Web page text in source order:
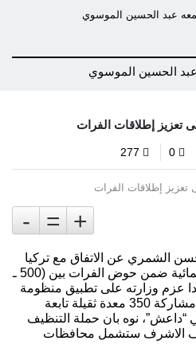
تعزيز إطلاقات الفرات
+
=
-
الشمري عن الاتفاق مع تركيا
على زيادة معدل الاطلاقات المائية ضمن حوض الفرات بين (500 ـ
عزم وزارته على تطبيق منظومة
الأمن المائي.وفيما افصح عن مشاركة 350 معدة ثقيلة تابعة
“داعش”، نوه بان حملة التنظيف
الاشرف ستشمل محافظات